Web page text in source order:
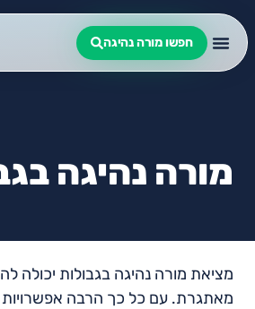
חפשו מורה נהיגה
מורה נהיגה
מציאת מורה נהיגה בגבולות יכולה
מאתגרת. עם כל כך הרבה אפשרויות